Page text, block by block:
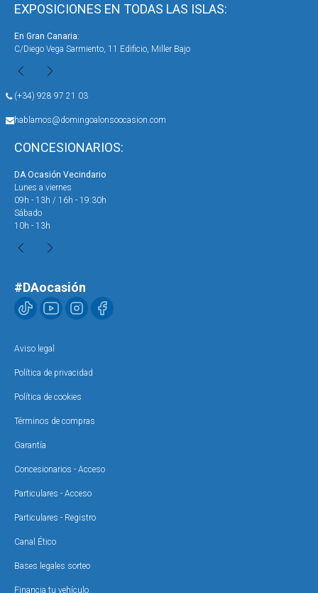
EXPOSICIONES EN TODAS LAS ISLAS:
En Gran Canaria:
C/Diego Vega Sarmiento, 11 Edificio, Miller Bajo
(+34) 928 97 21 03
hablamos@domingoalonsoocasion.com
CONCESIONARIOS:
DA Ocasión Vecindario
Lunes a viernes
09h - 13h / 16h - 19:30h
Sábado
10h - 13h
#DAocasión
Aviso legal
Política de privacidad
Política de cookies
Términos de compras
Garantía
Concesionarios - Acceso
Particulares - Acceso
Particulares - Registro
Canal Ético
Bases legales sorteo
Financia tu vehículo